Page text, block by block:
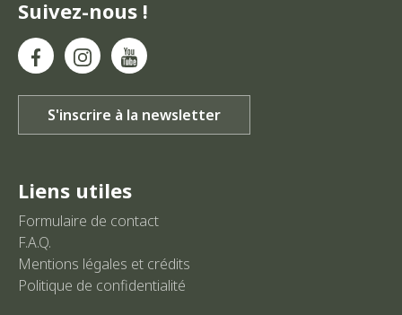
Suivez-nous !
Liens utiles
Formulaire de contact
F.A.Q.
Mentions légales et crédits
Politique de confidentialité